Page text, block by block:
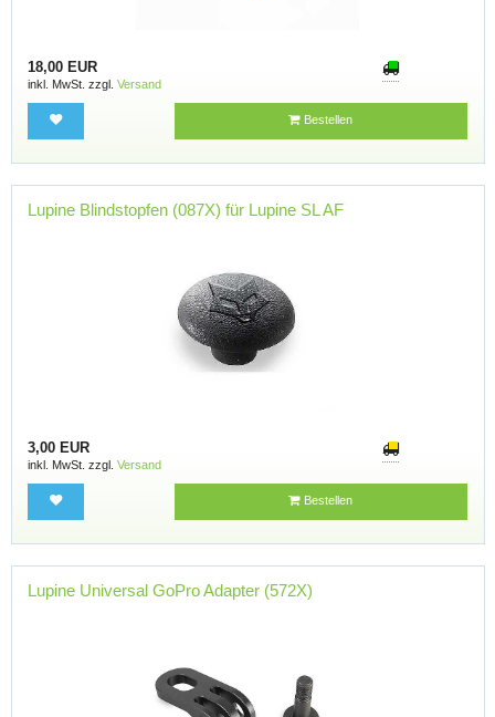
18,00 EUR
inkl. MwSt. zzgl. Versand
Bestellen
Lupine Blindstopfen (087X) für Lupine SL AF
3,00 EUR
inkl. MwSt. zzgl. Versand
Bestellen
Lupine Universal GoPro Adapter (572X)